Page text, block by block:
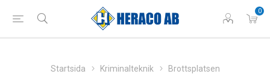
0
Startsida Kriminalteknik Brottsplatsen